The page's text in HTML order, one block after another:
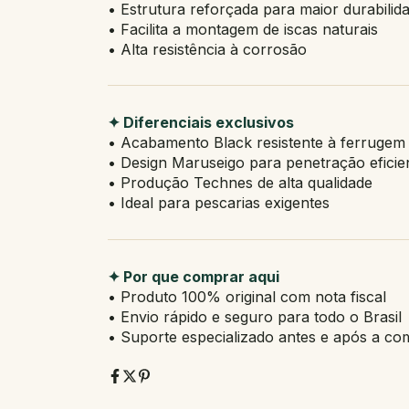
• Estrutura reforçada para maior
• Facilita a montagem de iscas naturais
• Alta resistência à corrosão
✦ Diferenciais exclusivos
• Acabamento Black resistente à ferrugem
• Design Maruseigo para penetração
• Produção Technes de alta qualidade
• Ideal para pescarias exigentes
✦ Por que comprar aqui
• Produto 100% original com nota fiscal
• Envio rápido e seguro para todo o Brasil
• Suporte especializado antes e após a